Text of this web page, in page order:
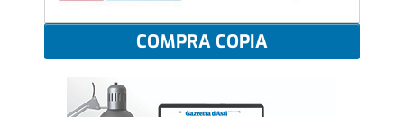
COMPRA COPIA